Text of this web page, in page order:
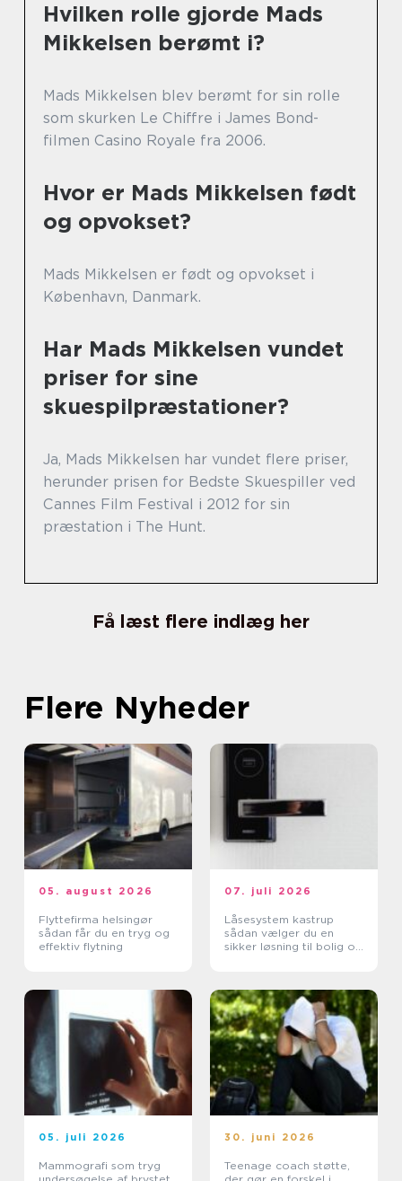
Hvilken rolle gjorde Mads
Mikkelsen berømt i?
Mads Mikkelsen blev berømt for sin rolle
som skurken Le Chiffre i James Bond-
filmen Casino Royale fra 2006.
Hvor er Mads Mikkelsen født
og opvokset?
Mads Mikkelsen er født og opvokset i
København, Danmark.
Har Mads Mikkelsen vundet
priser for sine
skuespilpræstationer?
Ja, Mads Mikkelsen har vundet flere priser,
herunder prisen for Bedste Skuespiller ved
Cannes Film Festival i 2012 for sin
præstation i The Hunt.
Få læst flere indlæg her
Flere Nyheder
05. august 2026
Flyttefirma helsingør
sådan får du en tryg og
effektiv flytning
07. juli 2026
Låsesystem kastrup
sådan vælger du en
sikker løsning til bolig og
05. juli 2026
Mammografi som tryg
30. juni 2026
Teenage coach støtte,